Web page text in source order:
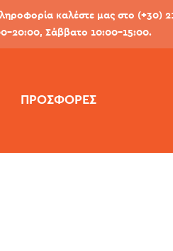
καλέστε μας στο (+30)
20:00, Σάββατο 10:00-15:00.
ΠΡΟΣΦΟΡΕΣ